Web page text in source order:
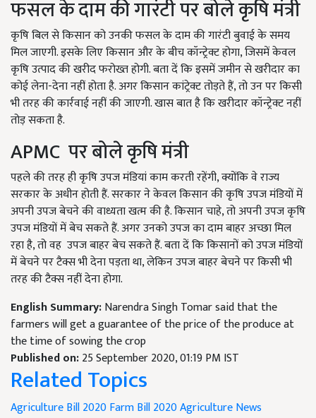
फसल के दाम की गारंटी पर बोले कृषि मंत्री
कृषि बिल से किसान को उनकी फसल के दाम की गारंटी बुवाई के समय
मिल जाएगी. इसके लिए किसान और के बीच कॉन्ट्रेक्ट होगा, जिसमें केवल
कृषि उत्पाद की खरीद फरोख्त होगी. बता दें कि इसमें जमीन से खरीदार का
कोई लेना-देना नहीं होता है. अगर किसान कांट्रेक्ट तोड़ते हैं, तो उन पर किसी
भी तरह की कार्रवाई नहीं की जाएगी. खास बात है कि खरीदार कॉन्ट्रेक्ट नहीं
तोड़ सकता है.
APMC पर बोले कृषि मंत्री
पहले की तरह ही कृषि उपज मंडियां काम करती रहेंगी, क्योंकि वे राज्य
सरकार के अधीन होती हैं. सरकार ने केवल किसान की कृषि उपज मंडियों में
अपनी उपज बेचने की वाध्यता खत्म की है. किसान चाहे, तो अपनी उपज कृषि
उपज मंडियों में बेच सकते हैं. अगर उनको उपज का दाम बाहर अच्छा मिल
रहा है, तो वह उपज बाहर बेच सकते हैं. बता दें कि किसानों को उपज मंडियों
में बेचने पर टैक्स भी देना पड़ता था, लेकिन उपज बाहर बेचने पर किसी भी
तरह की टैक्स नहीं देना होगा.
English Summary:Narendra Singh Tomar said that the
farmers will get a guarantee of the price of the produce at
the time of sowing the crop
Published on:25 September 2020, 01:19 PM IST
Related Topics
Agriculture Bill 2020Farm Bill 2020Agriculture News